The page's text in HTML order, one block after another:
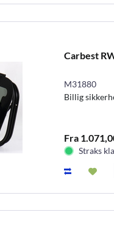
Carbest
M31880
Billig
Fra
Straks